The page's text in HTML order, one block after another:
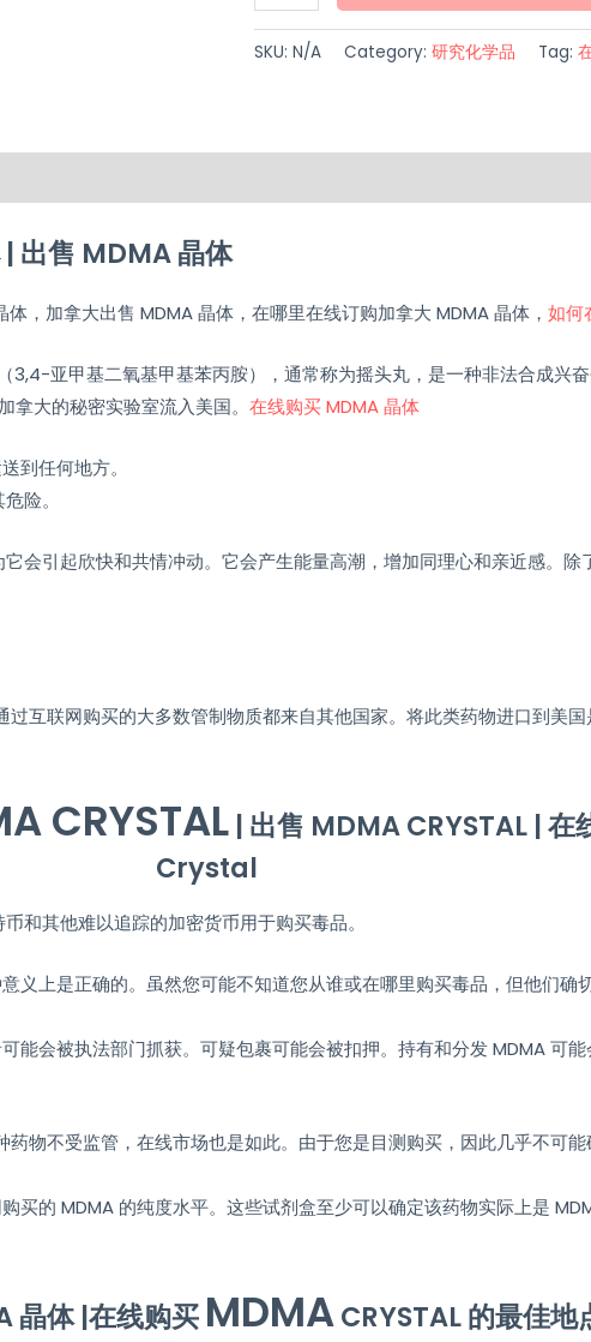
SKU: N/A Category: 研究化学品 Tag:
| 出售 MDMA 晶体
，加拿大出售 MDMA 晶体，在哪里在线订购加拿大 MDMA 晶体，如何
3,4-亚甲基二氧基甲基苯丙胺），通常称为摇头丸，是一种非法合成兴奋
拿大的秘密实验室流入美国。在线购买 MDMA 晶体
到任何地方。
险。
会引起欣快和共情冲动。它会产生能量高潮，增加同理心和亲近感。除
过互联网购买的大多数管制物质都来自其他国家。将此类药物进口到美
CRYSTAL | 出售 MDMA CRYSTAL |
Crystal
和其他难以追踪的加密货币用于购买毒品。
义上是正确的。虽然您可能不知道您从谁或在哪里购买毒品，但他们确
能会被执法部门抓获。可疑包裹可能会被扣押。持有和分发 MDMA 可
物不受监管，在线市场也是如此。由于您是目测购买，因此几乎不可
买的 MDMA 的纯度水平。这些试剂盒至少可以确定该药物实际上是
晶体 |在线购买 MDMACRYSTAL 的最佳地